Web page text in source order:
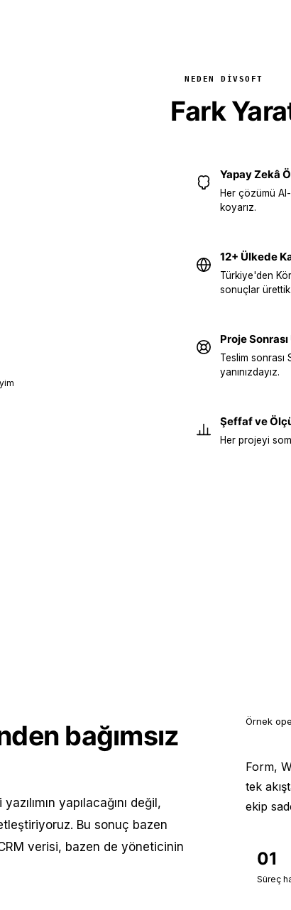
NEDEN DIVSOFT
Fark
Yapay Zekâ
Her çözümü
koyarız.
12+ Ülkede
Türkiye'den
sonuçlar ürettik.
Proje
Teslim sonrası
yanınızdayız.
Şeffaf ve
Her projeyi
bağımsız
yapılacağını değil,
Bu sonuç bazen
verisi, bazen de yöneticinin
Örnek
Form,
tek
ekip
01
Süreç